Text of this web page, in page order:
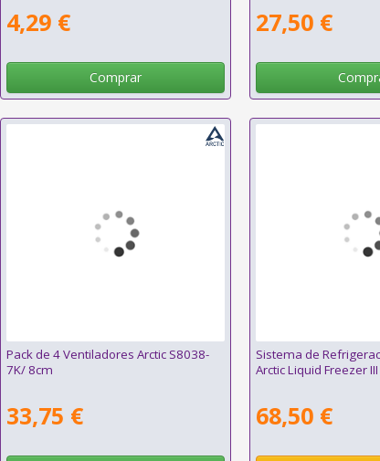
4,29 €
Comprar
27,50 €
Pack de 4 Ventiladores Arctic S8038-
7K/ 8cm
33,75 €
Sistema de
Arctic Liquid Freezer
68,50 €